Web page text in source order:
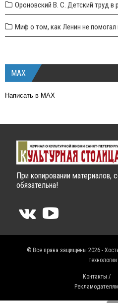
Ороновский В. С. Детский труд в
Миф о том, как Ленин не
MAX
Написать в MAX
При копировании материалов,
обязательна!
© Все права защищены 2026 -
технологии
Контакты /
Рекламодателям